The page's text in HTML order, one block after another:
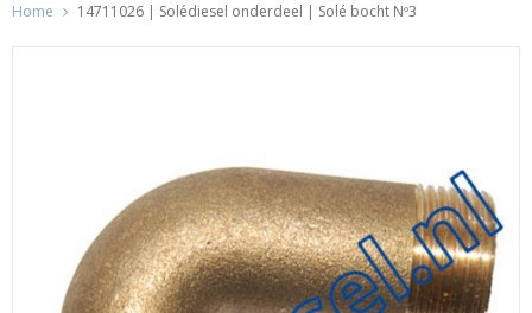
Home 14711026 | Solédiesel onderdeel | Solé bocht Nº3